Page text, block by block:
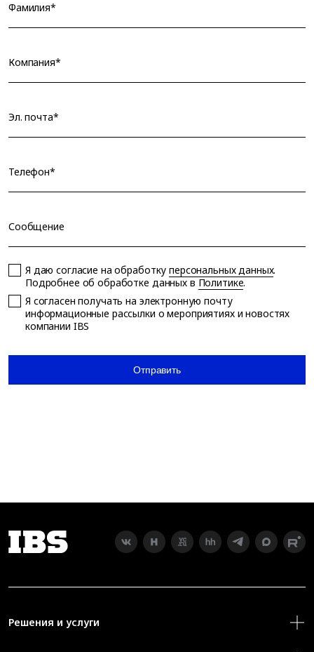
Фамилия*
Компания*
Эл. почта*
Телефон*
Сообщение
Я даю согласие на обработкуперсональных данных.
Подробнее об обработке данных в Политике.
Я согласен получать на электронную почту
информационные рассылки о мероприятиях и новостях
компании IBS
Отправить
Решения и услуги